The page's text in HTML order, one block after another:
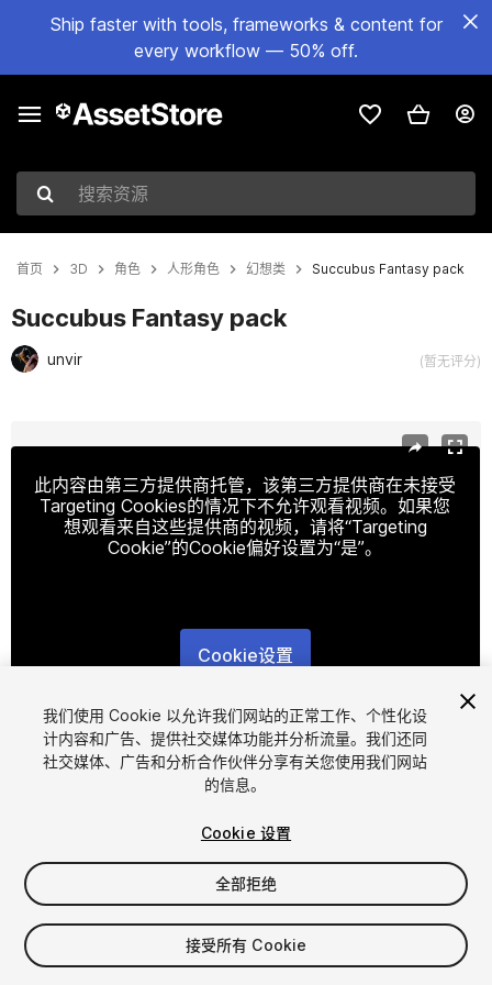
Ship faster with tools, frameworks & content for
every workflow — 50% off.
搜索资源
首页 3D 角色 人形角色 幻想类 Succubus Fantasy pack
Succubus Fantasy pack
unvir (暂无评分)
此内容由第三方提供商托管，该第三方提供商在未接受
Targeting Cookies的情况下不允许观看视频。如果您
想观看来自这些提供商的视频，请将“Targeting
Cookie”的Cookie偏好设置为“是”。
Cookie设置
1/7
$38
增值税将在结算时计算
我们使用 Cookie 以允许我们网站的正常工作、个性化设
计内容和广告、提供社交媒体功能并分析流量。我们还同
社交媒体、广告和分析合作伙伴分享有关您使用我们网站
的信息。
Cookie 设置
全部拒绝
接受所有 Cookie